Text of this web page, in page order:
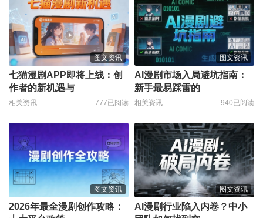
图文资讯
七猫漫剧APP即将上线：创
作者的新机遇与
相关资讯 777已阅读
图文资讯
AI漫剧市场入局避坑指南：
新手最易踩雷的
相关资讯 940已阅读
图文资讯
2026年最全漫剧创作攻略：
图文资讯
AI漫剧行业陷入内卷？中小